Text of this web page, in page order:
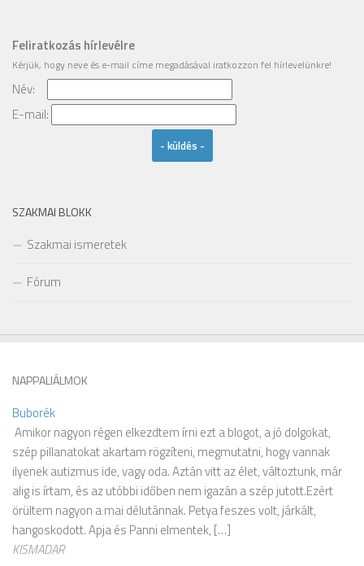
Feliratkozás hírlevélre
Kérjük, hogy neve és e-mail címe megadásával iratkozzon fel hírlevelünkre!
Név:
E-mail:
SZAKMAI BLOKK
Szakmai ismeretek
Fórum
NAPPALIÁLMOK
Buborék
Amikor nagyon régen elkezdtem írni ezt a blogot, a jó dolgokat,
szép pillanatokat akartam rögzíteni, megmutatni, hogy vannak
ilyenek autizmus ide, vagy oda. Aztán vitt az élet, változtunk, már
alig is írtam, és az utóbbi időben nem igazán a szép jutott.Ezért
örültem nagyon a mai délutánnak. Petya feszes volt, járkált,
hangoskodott. Apja és Panni elmentek, […]
KISMADAR